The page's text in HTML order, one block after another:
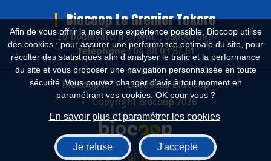
Afin de vous offrir la meilleure expérience possible, Biocoop utilise
des cookies : pour assurer une performance optimale du site, pour
récolter des statistiques afin d'analyser le trafic et la performance
du site et vous proposer une navigation personnalisée en toute
sécurité. Vous pouvez changer d'avis à tout moment en
paramétrant vos cookies. OK pour vous ?
En savoir plus et paramétrer les cookies
Je refuse J'accepte
Biocoop Le Grenier Tokoro
26 boulevard d'Orient , 05000 Gap
Téléphone :04 88 03 87 61
Biocoop.fr
Le réseau Biocoop
Copyright Biocoop 2026
Réalisé par